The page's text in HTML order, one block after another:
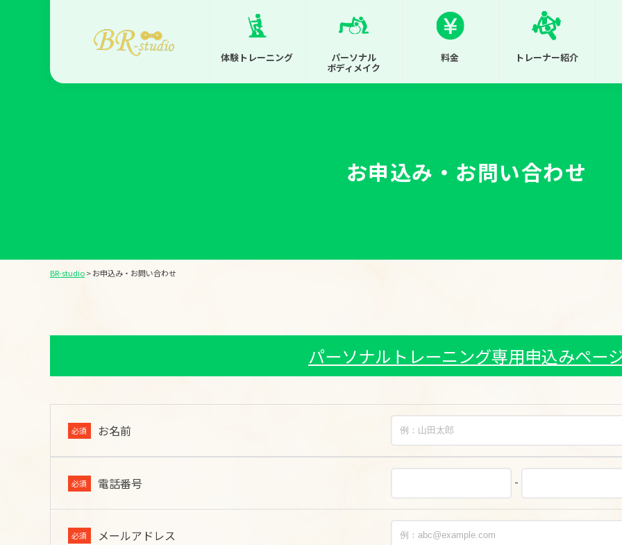
体験トレーニング パーソナル
ボディメイク
料金 トレーナー紹介
お申込み・お問い合わせ
BR-studio>お申込み・お問い合わせ
パーソナルトレーニング専用申込みペー
必須 お名前
必須 電話番号 -
必須 メールアドレス